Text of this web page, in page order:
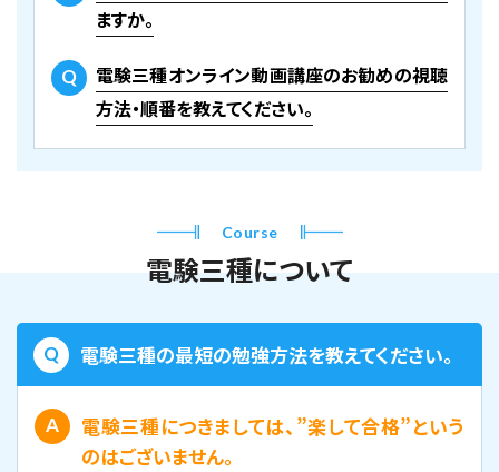
ますか。
電験三種オンライン動画講座のお勧めの視聴
方法・順番を教えてください。
Course
電験三種について
電験三種の最短の勉強方法を教えてください。
電験三種につきましては、”楽して合格”という
のはございません。